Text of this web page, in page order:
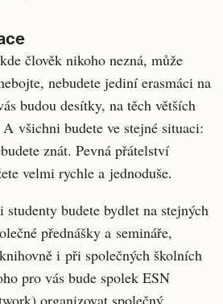
člověk nikoho nezná, může
nebudete jediní erasmáci na
budou desítky, na těch větších
všichni budete ve stejné situaci:
znát. Pevná přátelství
velmi rychle a jednoduše.
budete bydlet na stejných
přednášky a semináře,
i při společných školních
pro vás bude spolek ESN
organizovat společný